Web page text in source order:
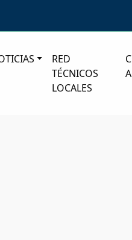
RED
TÉCNICOS
LOCALES